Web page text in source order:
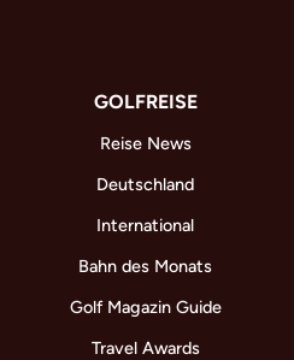
GOLFREISE
Reise News
Deutschland
International
Bahn des Monats
Golf Magazin Guide
Travel Awards